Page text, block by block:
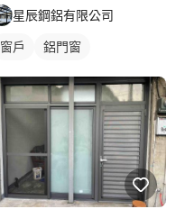
星辰鋼鋁有限公司
窗戶 鋁門窗